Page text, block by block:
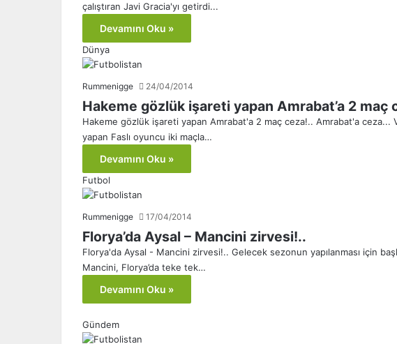
çalıştıran Javi Gracia'yı getirdi...
Devamını Oku »
Dünya
Rummenigge 24/04/2014
Hakeme gözlük işareti yapan Amrabat’a 2 maç
Hakeme gözlük işareti yapan Amrabat'a 2 maç ceza!.. Amrabat'a ceza...
yapan Faslı oyuncu iki maçla…
Devamını Oku »
Futbol
Rummenigge 17/04/2014
Florya’da Aysal – Mancini zirvesi!..
Florya'da Aysal - Mancini zirvesi!.. Gelecek sezonun yapılanması için
Mancini, Florya’da teke tek…
Devamını Oku »
Gündem